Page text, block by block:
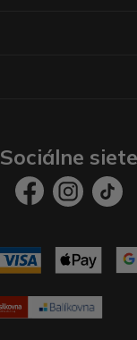
Sociálne siete